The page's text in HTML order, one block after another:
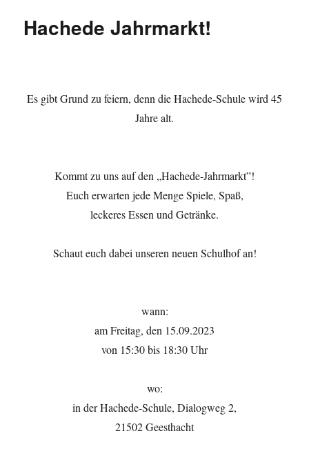
Hachede Jahrmarkt!
Es gibt Grund zu feiern, denn die Hachede-Schule wird 45
Jahre alt.
Kommt zu uns auf den „Hachede-Jahrmarkt”!
Euch erwarten jede Menge Spiele, Spaß,
leckeres Essen und Getränke.
Schaut euch dabei unseren neuen Schulhof an!
wann:
am Freitag, den 15.09.2023
von 15:30 bis 18:30 Uhr
wo:
in der Hachede-Schule, Dialogweg 2,
21502 Geesthacht